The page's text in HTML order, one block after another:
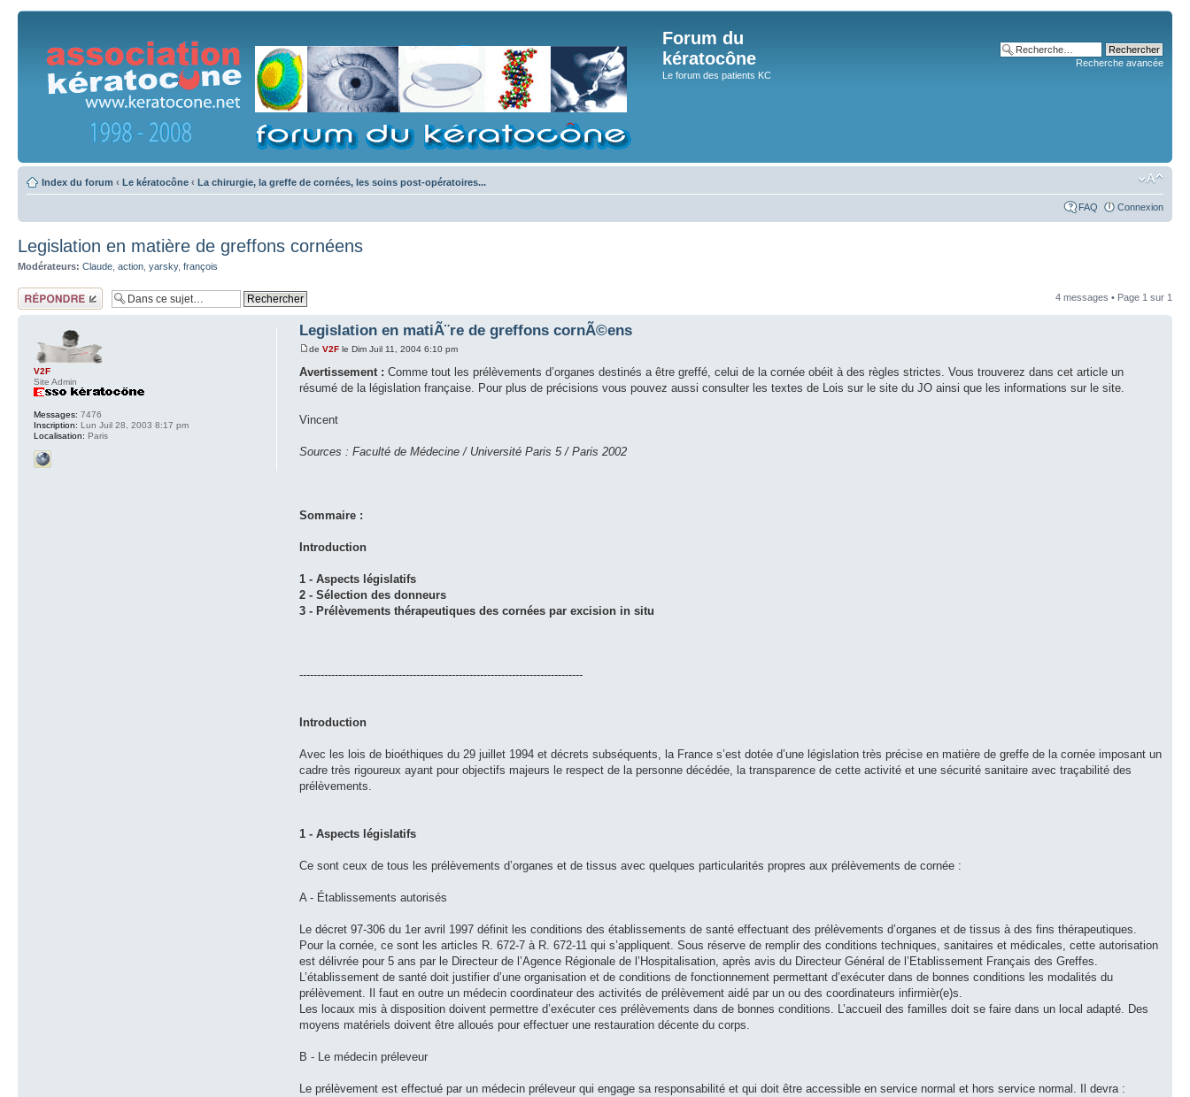
Forum du
kératocône
Le forum des patients KC
Recherche avancée
Index du forum ‹ Le kératocône ‹ La chirurgie, la greffe de cornées, les soins post-opératoires...
FAQ Connexion
Legislation en matière de greffons cornéens
Modérateurs: Claude action yarsky, françois
Répondre 4 messages • Page 1 sur 1
Legislation en matiÃ¨re de greffons cornÃ©ens
deV2F le Dim Juil 11, 2004 6:10 pm
Avertissement : Comme tout les prélèvements d’organes destinés a être greffé, celui de la cornée obéit à des règles strictes. Vous trouverez dans cet article un
résumé de la législation française. Pour plus de précisions vous pouvez aussi consulter les textes de Lois sur le site du JO ainsi que les informations sur le site.
Vincent
Sources : Faculté de Médecine / Université Paris 5 / Paris 2002
Sommaire :
Introduction
1 - Aspects législatifs
2 - Sélection des donneurs
3 - Prélèvements thérapeutiques des cornées par excision in situ
--------------------------------------------------------------------------------
Introduction
Avec les lois de bioéthiques du 29 juillet 1994 et décrets subséquents, la France s’est dotée d’une législation très précise en matière de greffe de la cornée imposant un
cadre très rigoureux ayant pour objectifs majeurs le respect de la personne décédée, la transparence de cette activité et une sécurité sanitaire avec traçabilité des
prélèvements.
1 - Aspects législatifs
Ce sont ceux de tous les prélèvements d’organes et de tissus avec quelques particularités propres aux prélèvements de cornée :
A - Établissements autorisés
Le décret 97-306 du 1er avril 1997 définit les conditions des établissements de santé effectuant des prélèvements d’organes et de tissus à des fins thérapeutiques.
Pour la cornée, ce sont les articles R. 672-7 à R. 672-11 qui s’appliquent. Sous réserve de remplir des conditions techniques, sanitaires et médicales, cette autorisation
est délivrée pour 5 ans par le Directeur de l’Agence Régionale de l’Hospitalisation, après avis du Directeur Général de l’Etablissement Français des Greffes.
L’établissement de santé doit justifier d’une organisation et de conditions de fonctionnement permettant d’exécuter dans de bonnes conditions les modalités du
prélèvement. Il faut en outre un médecin coordinateur des activités de prélèvement aidé par un ou des coordinateurs infirmièr(e)s.
Les locaux mis à disposition doivent permettre d’exécuter ces prélèvements dans de bonnes conditions. L’accueil des familles doit se faire dans un local adapté. Des
moyens matériels doivent être alloués pour effectuer une restauration décente du corps.
B - Le médecin préleveur
Le prélèvement est effectué par un médecin préleveur qui engage sa responsabilité et qui doit être accessible en service normal et hors service normal. Il devra :
V2F
Site Admin
Messages: 7476
Inscription: Lun Juil 28, 2003 8:17 pm
Localisation: Paris